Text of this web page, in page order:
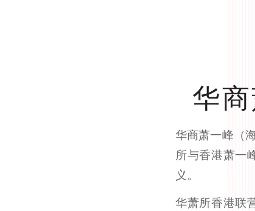
华
华商萧一峰（
所与香港萧一
义。
华萧所香港联